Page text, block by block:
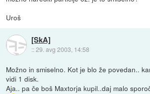
Uroš
[SkA]
::29. avg 2003, 14:58
Možno in smiselno. Kot je blo že povedan..
vidi 1 disk.
Aja.. pa če boš Maxtorja kupil..daj malo